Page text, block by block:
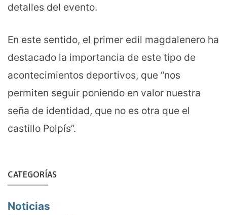
detalles del evento.
En este sentido, el primer edil magdalenero ha
destacado la importancia de este tipo de
acontecimientos deportivos, que “nos
permiten seguir poniendo en valor nuestra
seña de identidad, que no es otra que el
castillo Polpís”.
CATEGORÍAS
Noticias